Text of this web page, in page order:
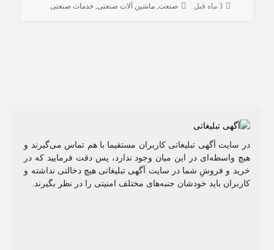
3 ماه قبل صنعت ماشین آلات صنعتی خدمات صنعتی
در سایت آگهی تبلیغاتی کاربران مستقیما با هم تماس می‌گیرند و
هیچ واسطه‌ای در این میان وجود ندارد، پس دقت فرمایید که در
خرید و فروشِ شما در سایت آگهی تبلیغاتی هیچ دخالتی نداشته و
کاربران باید خودشان جنبه‌های مختلف امنیتی را در نظر بگیرند.